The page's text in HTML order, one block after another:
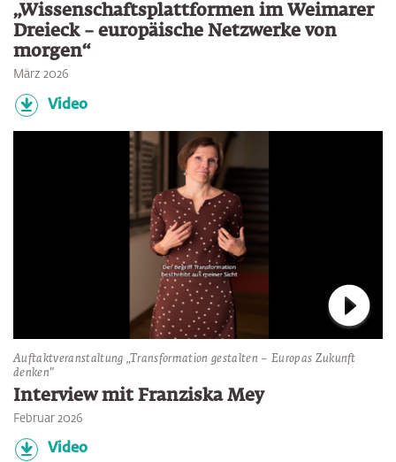
„Wissenschaftsplattformen im Weimarer
Dreieck – europäische Netzwerke von
morgen“
März 2026
Video
Auftaktveranstaltung „Transformation gestalten – Europas Zukunft
denken"
Interview mit Franziska Mey
Februar 2026
Video